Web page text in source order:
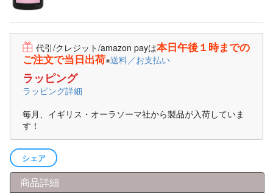
代引/クレジット/amazon payは本日午後１時までの
ご注文で当日出荷※送料／お支払い
ラッピング
ラッピング詳細
毎月、イギリス・オーラソーマ社から製品が入荷していま
す！
シェア
商品詳細